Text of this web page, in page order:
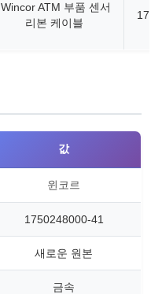
Wincor ATM 부품 센서
리본 케이블
값
윈코르
1750248000-41
새로운 원본
금속